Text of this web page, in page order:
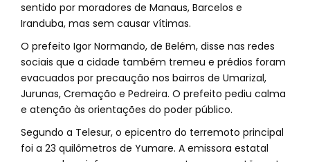
sentido por moradores de Manaus, Barcelos e
Iranduba, mas sem causar vítimas.
O prefeito Igor Normando, de Belém, disse nas redes
sociais que a cidade também tremeu e prédios foram
evacuados por precaução nos bairros de Umarizal,
Jurunas, Cremação e Pedreira. O prefeito pediu calma
e atenção às orientações do poder público.
Segundo a Telesur, o epicentro do terremoto principal
foi a 23 quilômetros de Yumare. A emissora estatal